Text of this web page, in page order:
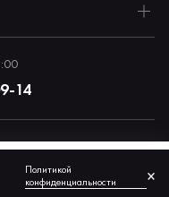
14
Политикой
конфиденциальности
×